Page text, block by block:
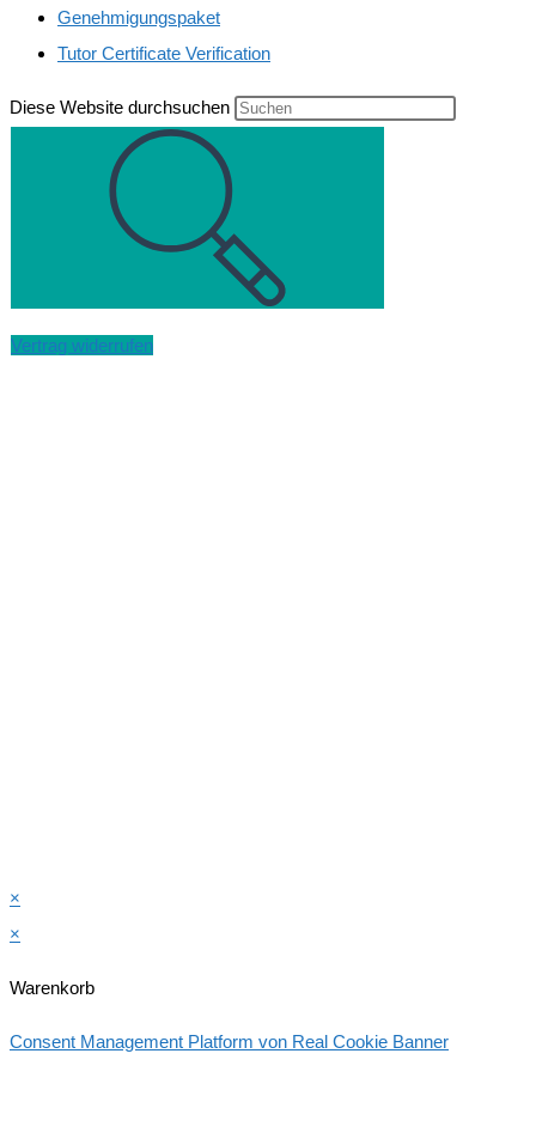
Genehmigungspaket
Tutor Certificate Verification
Diese Website durchsuchen
Vertrag widerrufen
×
×
Warenkorb
Consent Management Platform von Real Cookie Banner